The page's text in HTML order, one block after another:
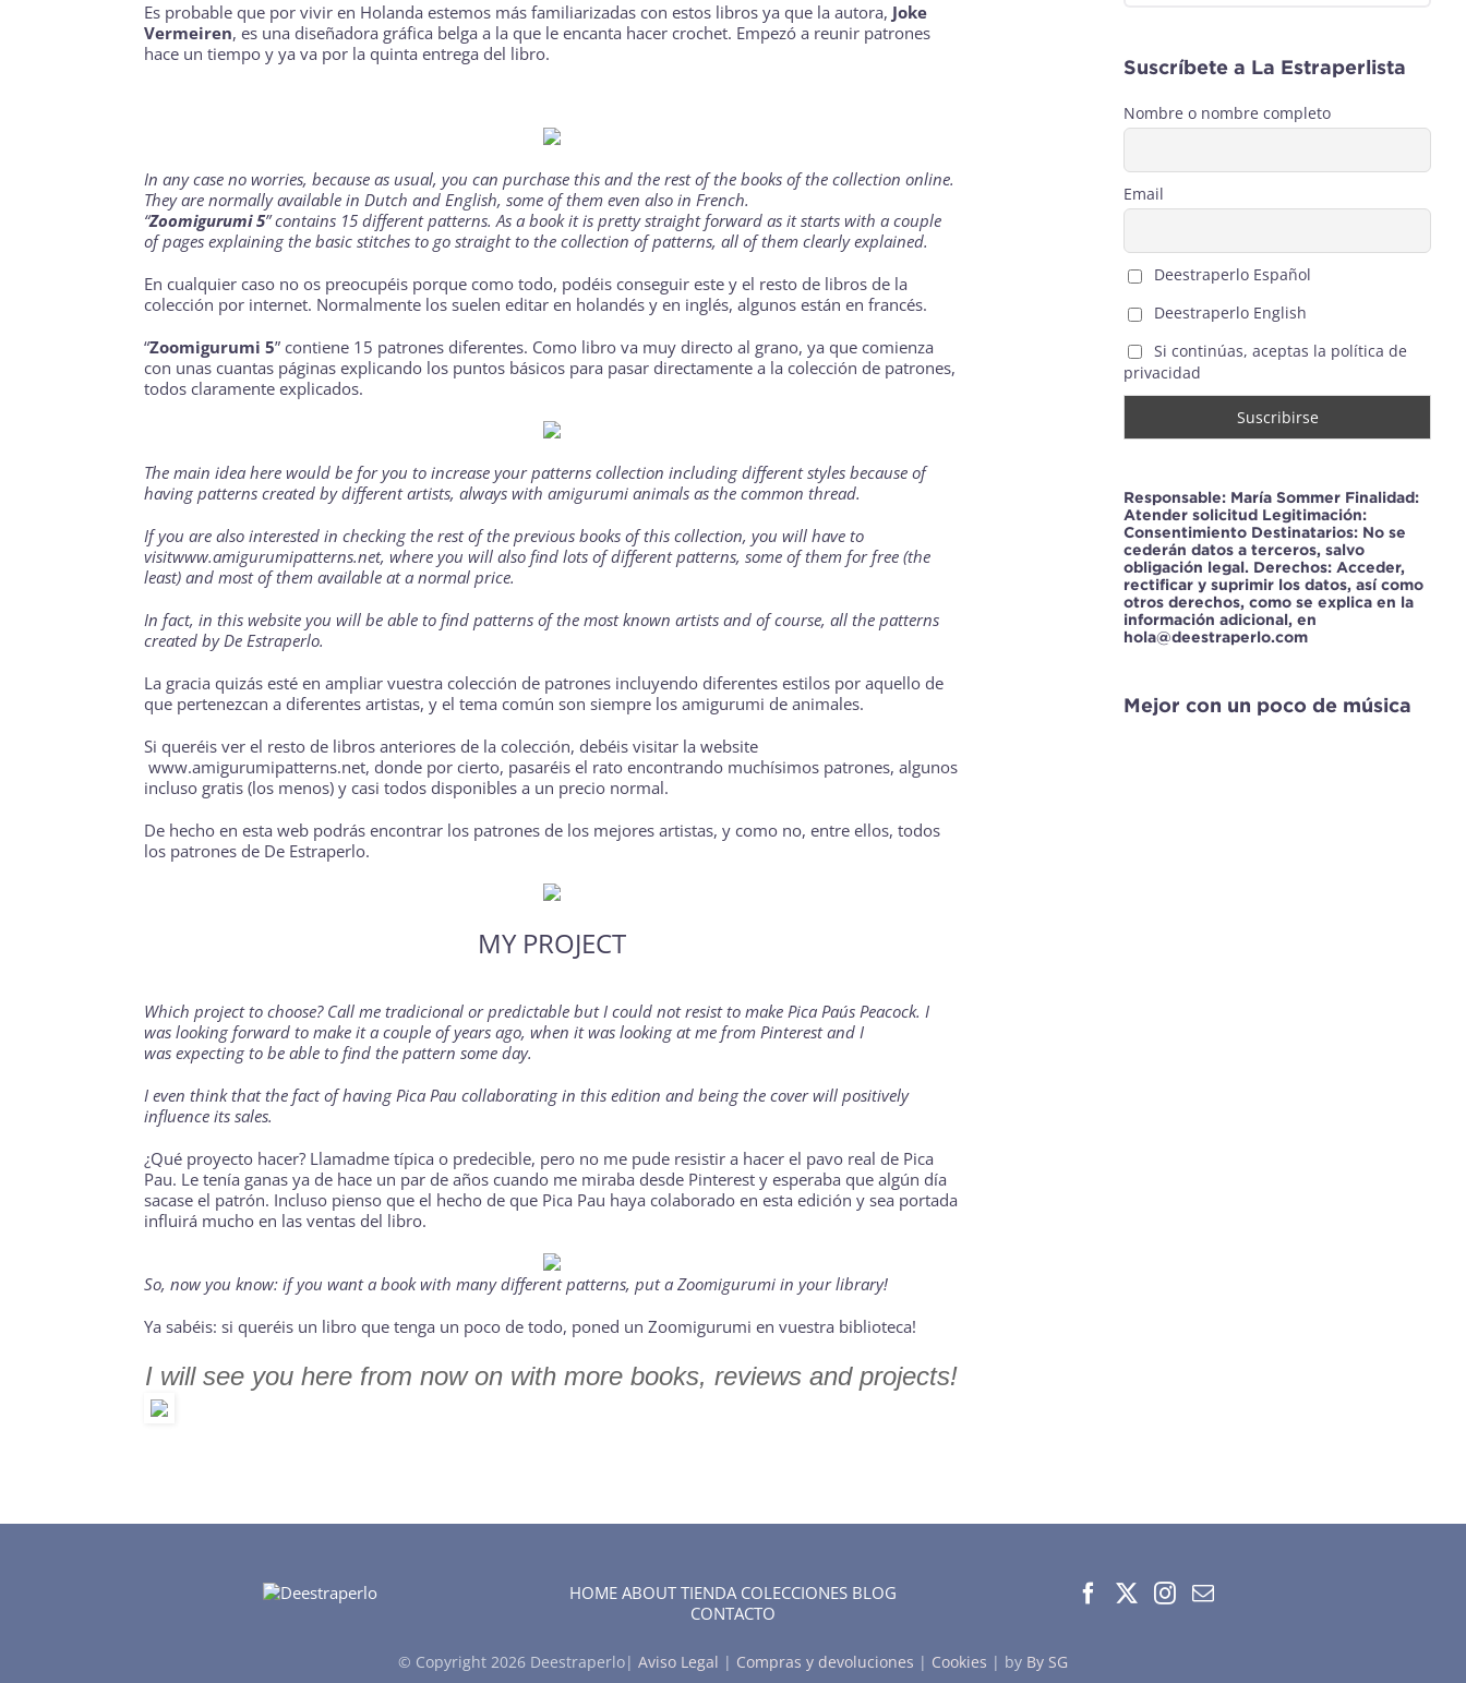
Es probable que por vivir en Holanda estemos más familiarizadas con estos libros ya que la autora, Joke
Vermeiren, es una diseñadora gráfica belga a la que le encanta hacer crochet. Empezó a reunir patrones
hace un tiempo y ya va por la quinta entrega del libro.
In any case no worries, because as usual, you can purchase this and the rest of the books of the collection online.
They are normally available in Dutch and English, some of them even also in French.
“Zoomigurumi 5” contains 15 different patterns. As a book it is pretty straight forward as it starts with a couple
of pages explaining the basic stitches to go straight to the collection of patterns, all of them clearly explained.
En cualquier caso no os preocupéis porque como todo, podéis conseguir este y el resto de libros de la
colección por internet. Normalmente los suelen editar en holandés y en inglés, algunos están en francés.
“Zoomigurumi 5” contiene 15 patrones diferentes. Como libro va muy directo al grano, ya que comienza
con unas cuantas páginas explicando los puntos básicos para pasar directamente a la colección de patrones,
todos claramente explicados.
The main idea here would be for you to increase your patterns collection including different styles because of
having patterns created by different artists, always with amigurumi animals as the common thread.
If you are also interested in checking the rest of the previous books of this collection, you will have to
visitwww.amigurumipatterns.net, where you will also find lots of different patterns, some of them for free (the
least) and most of them available at a normal price.
In fact, in this website you will be able to find patterns of the most known artists and of course, all the patterns
created byDe Estraperlo.
La gracia quizás esté en ampliar vuestra colección de patrones incluyendo diferentes estilos por aquello de
que pertenezcan a diferentes artistas, y el tema común son siempre los amigurumi de animales.
Si queréis ver el resto de libros anteriores de la colección, debéis visitar la website
www.amigurumipatterns.net, donde por cierto, pasaréis el rato encontrando muchísimos patrones, algunos
incluso gratis (los menos) y casi todos disponibles a un precio normal.
De hecho en esta web podrás encontrar los patrones de los mejores artistas, y como no, entre ellos, todos
los patrones de De Estraperlo.
MY PROJECT
Which project to choose? Call me tradicional or predictable but I could not resist to make Pica Pau´s Peacock. I
was looking forward to make it a couple of years ago, when it was looking at me from Pinterest and I
was expecting to be able to find the pattern some day.
I even think that the fact of having Pica Pau collaborating in this edition and being the cover will positively
influence its sales.
¿Qué proyecto hacer? Llamadme típica o predecible, pero no me pude resistir a hacer el pavo real de Pica
Pau. Le tenía ganas ya de hace un par de años cuando me miraba desde Pinterest y esperaba que algún día
sacase el patrón. Incluso pienso que el hecho de que Pica Pau haya colaborado en esta edición y sea portada
influirá mucho en las ventas del libro.
So, now you know: if you want a book with many different patterns, put a Zoomigurumi in your library!
Ya sabéis: si queréis un libro que tenga un poco de todo, poned un Zoomigurumi en vuestra biblioteca!
I will see you here from now on with more books, reviews and projects!
Suscríbete a La Estraperlista
Nombre o nombre completo
Email
Deestraperlo Español
Deestraperlo English
Si continúas, aceptas la política de
privacidad
Responsable: María Sommer Finalidad:
Atender solicitud Legitimación:
Consentimiento Destinatarios: No se
cederán datos a terceros, salvo
obligación legal. Derechos: Acceder,
rectificar y suprimir los datos, así como
otros derechos, como se explica en la
información adicional, en
hola@deestraperlo.com
Mejor con un poco de música
HOME ABOUT TIENDA COLECCIONES BLOG
CONTACTO
© Copyright 2026 Deestraperlo| Aviso Legal | Compras y devoluciones | Cookies | by By SG